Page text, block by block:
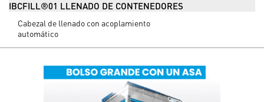
IBCFILL®01 LLENADO DE CONTENEDORES
Cabezal de llenado con acoplamiento
automático